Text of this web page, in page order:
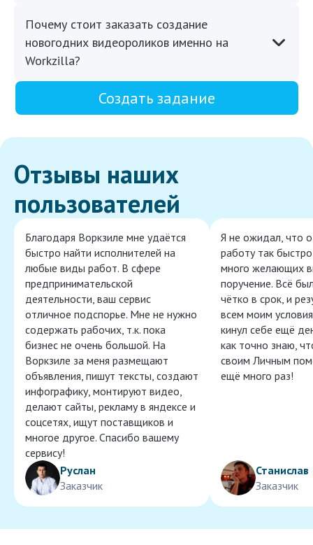
Почему стоит заказать создание
новогодних видеороликов именно на
Workzilla?
Создать задание
Отзывы наших
пользователей
Благодаря Воркзиле мне удаётся
быстро найти исполнителей на
любые виды работ. В сфере
предпринимательской
деятельности, ваш сервис
отличное подспорье. Мне не нужно
содержать рабочих, т.к. пока
бизнес не очень большой. На
Воркзиле за меня размещают
объявления, пишут тексты, создают
инфографику, монтируют видео,
делают сайты, рекламу в яндексе и
соцсетях, ищут поставщиков и
многое другое. Спасибо вашему
сервису!
Руслан
Заказчик
Я не ожидал, что
работу так
много желающих
поручение. Всё
чётко в срок, и
всем моим
кинул себе ещё
как точно знаю,
своим Личным
ещё много раз!
Станислав
Заказчик